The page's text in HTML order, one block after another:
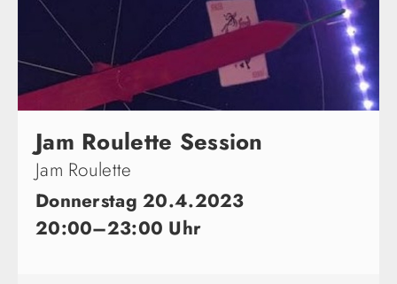
Jam Roulette Session
Jam Roulette
Donnerstag 20.4.2023
20:00–23:00 Uhr